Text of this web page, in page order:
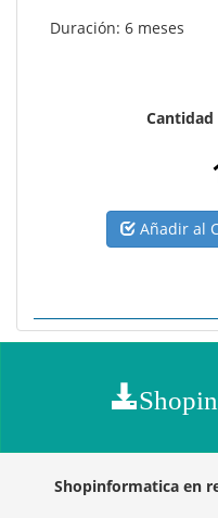
Duración: 6 meses
Cantidad
Añadir al
Shopinformatica en